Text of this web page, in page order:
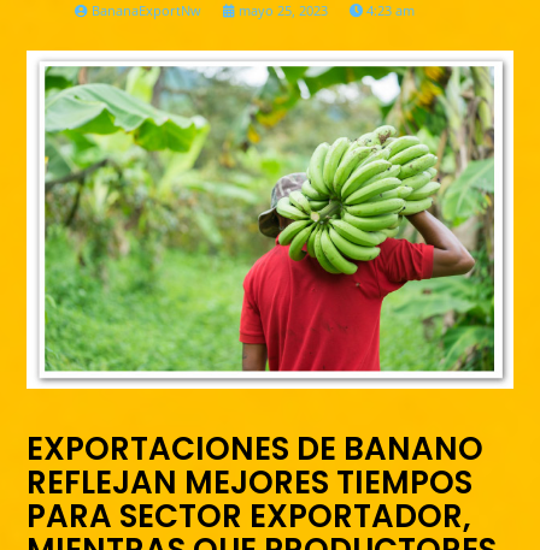
BananaExportNw mayo 25, 2023 4:23 am
EXPORTACIONES DE BANANO
REFLEJAN MEJORES TIEMPOS
PARA SECTOR EXPORTADOR,